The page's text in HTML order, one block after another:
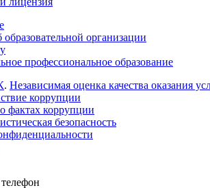
организации
профессиональное образование
. Независимая оценка качества оказания
коррупции
фактах коррупции
безопасность